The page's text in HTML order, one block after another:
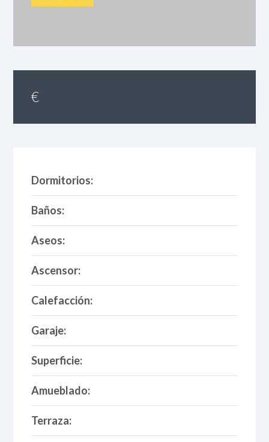
€
Dormitorios:
Baños:
Aseos:
Ascensor:
Calefacción:
Garaje:
Superficie:
Amueblado:
Terraza: